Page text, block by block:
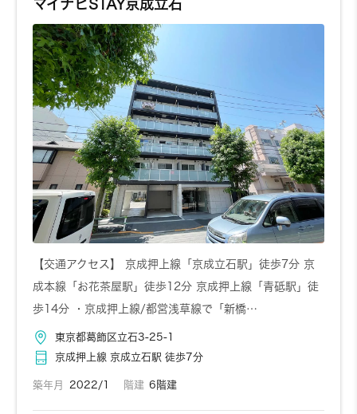
お問い合わせ
724 7階 5,720円～/日
1K
20.88㎡
お問い合わせ 詳しく見る
マイナビSTAY京成立石
【交通アクセス】 京成押上線「京成立石駅」徒歩7分 京
成本線「お花茶屋駅」徒歩12分 京成押上線「青砥駅」徒
歩14分 ・京成押上線/都営浅草線で「新橋…
東京都葛飾区立石3-25-1
京成押上線 京成立石駅 徒歩7分
築年月 2022/1 階建 6階建